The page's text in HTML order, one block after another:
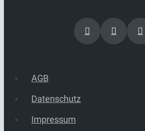
AGB
Datenschutz
Impressum